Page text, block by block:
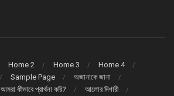
Home 2 Home 3
Home 4
Sample Page
অজানাকে জানা
আমরা কীভাবে প্রার্থনা করি?
আলোর দিশারী